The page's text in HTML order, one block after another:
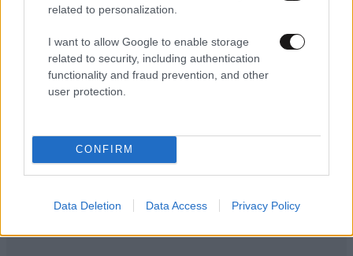
related to personalization.
I want to allow Google to enable storage
related to security, including authentication
functionality and fraud prevention, and other
user protection.
CONFIRM
Data Deletion Data Access Privacy Policy
Εριέττα Κούρκουλου – Τα 33α γενέθλια και τα
φιλιά με τον Βύρωνα Βασιλειάδη: «Καμία στιγμή
ευτυχίας δεδομένη»